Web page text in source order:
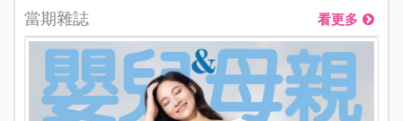
當期雜誌 看更多